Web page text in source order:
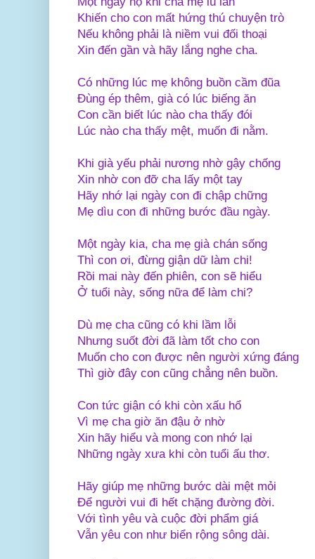
Khiến cho con mất hứng thú chuyện trò
Nếu không phải là niềm vui đối thoại
Xin đến gần và hãy lắng nghe cha.
Có những lúc mẹ không buồn cầm đũa
Đùng ép thêm, già có lúc biếng ăn
Con cần biết lúc nào cha thấy đói
Lúc nào cha thấy mệt, muốn đi nằm.
Khi già yếu phải nương nhờ gậy chống
Xin nhờ con đỡ cha lấy một tay
Hãy nhớ lại ngày con đi chập chững
Mẹ dìu con đi những bước đầu ngày.
Một ngày kia, cha mẹ già chán sống
Thì con ơi, đừng giận dữ làm chi!
Rồi mai này đến phiên, con sẽ hiểu
Ở tuổi này, sống nữa để làm chi?
Dù mẹ cha cũng có khi lầm lỗi
Nhưng suốt đời đã làm tốt cho con
Muốn cho con được nên người xứng đáng
Thì giờ đây con cũng chẳng nên buồn.
Con tức giận có khi còn xấu hổ
Vì mẹ cha giờ ăn đậu ở nhờ
Xin hãy hiểu và mong con nhớ lại
Những ngày xưa khi còn tuổi ấu thơ.
Hãy giúp mẹ những bước dài mệt mỏi
Để người vui đi hết chặng đường đời.
Với tình yêu và cuộc đời phẩm giá
Vẫn yêu con như biển rộng sông dài.